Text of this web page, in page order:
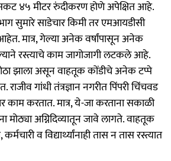
४५ मीटर रुंदीकरण होणे अपेक्षित आहे.
सुमारे साडेचार किमी तर एमआयडीसी
मात्र, गेल्या अनेक वर्षांपासून अनेक
रस्त्याचे काम जागोजागी लटकले आहे.
झाला असून वाहतूक कोंडीचे अनेक टप्पे
गांधी तंत्रज्ञान नगरीत पिंपरी चिंचवड
काम करतात. मात्र, ये-जा करताना सकाळी
मोठ्या अग्निदिव्यातून जावे लागते. वाहतूक
व विद्यार्थ्यांनाही तास न तास रस्त्यात